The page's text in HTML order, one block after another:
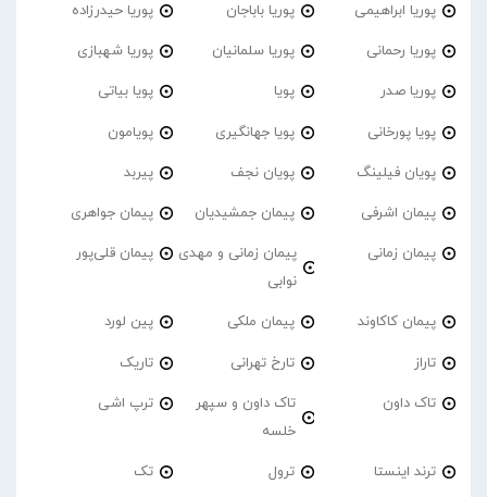
پوریا ابراهیمی پوریا باباجان پوریا حیدرزاده
پوریا رحمانی پوریا سلمانیان پوریا شهبازی
پوریا صدر پویا پویا بیاتی
پویا پورخانی پویا جهانگیری پویامون
پویان فیلینگ پویان نجف پیربد
پیمان اشرفی پیمان جمشیدیان پیمان جواهری
پیمان زمانی
پیمان زمانی و مهدی
نوابی
پیمان قلی‌پور
پیمان کاکاوند پیمان ملکی پین لورد
تاراز تارخ تهرانی تاریک
تاک داون
تاک داون و سپهر
خلسه
ترپ اشی
ترند اینستا ترول تک